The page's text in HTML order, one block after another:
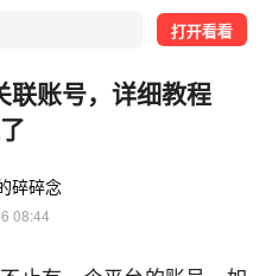
打开看看
联账号，详细教程
碎碎念
08:44